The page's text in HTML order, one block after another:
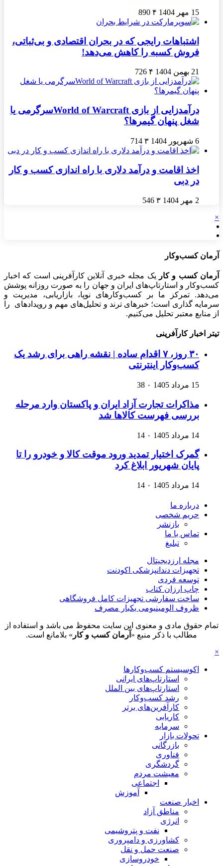
15 مهر 1404 ۴ 890
اشتباهات رایجی که در بحران اقتصادی و بی‌ثباتی،
فروش کسبه را کاهش می‌دهد!
21 بهمن 1404 ۴ 726
درآمدزایی از بازی World of Warcraftسرگرمی یا
شغل پنهان گیمرها؟
6 شهریور 1404 ۳ 714
اخذ اقامت و درآمد دلاری با راه اندازی کسب و کار
در دبی
2 مهر 1404 ۳ 546
×
آرمان کسب‌وکار
آرمان کسب و کار
یک مجله خبری آنلاین کارآفرینی است که اخبار
کسب‌وکار و استارتاپ‌های ایران و جهان را به صورت روزانه پوشش
می‌دهد. تمرکز ما بر کسب‌وکارهای نوپا، بازاریابی، مدیریت و
سرمایه گذاری است؛ خبرهای ترند و تحلیل‌های مهم و رویدادهای را
از منابع معتبر تحلیل می‌کنیم.
تیتر اخبار کارآفرینی
۳۰ روز، ۷ اقدام ساده | نقشه راهی برای رشد یک
کسب‌وکار اینترنتی
15 مرداد 1405 ۰ 38
مذاکرات تجارت آزاد ایران و پاکستان وارد مرحله
بررسی فهرست کالاها شد
14 مرداد 1405 ۰ 14
گمرک اختیار تمدید ورود موقت کالا و خودرو را تا
پایان شهریور ابلاغ کرد
14 مرداد 1405 ۰ 14
درباره ما
حریم شخصی
بازنشر
تماس با ما
تبلیغ
مجله ارزدیجیتال
تجهیزات دندانپزشکی اکودنت
توسعه فردی
چاپ ارزان کتاب
ساخت سفارشی تجهیزات کامل فروشگاهی
ظروف الومینیومی یکبار مصرف
تمام حقوق مادی و معنوی این سایت محفوظ می باشد و استفاده از
مطالب با ذکر منبع « آرمان کسب و کار » بلامانع است.
×
اکوسیستم کسب‌وکارها
استارتاپ‌های ایرانی
استارتاپ‌های بین الملل
رشد کسب‌وکار
کارآفرین‌های برتر
کاریابی
سرمایه
تحولات بازار
بازرگانی
فناوری
گردشگری
معیشت مردم
اجتماعی
آموزش
اخبار صنعت
مناطق آزاد
انرژی
نفت و پتروشیمی
کشاورزی و دامپروری
صنعت حمل و نقل
خودروسازی